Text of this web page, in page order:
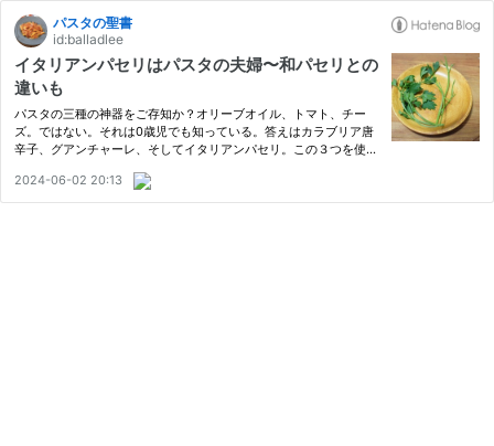
パスタの聖書
id:balladlee
イタリアンパセリはパスタの夫婦〜和パセリとの
違いも
パスタの三種の神器をご存知か？オリーブオイル、トマト、チー
ズ。ではない。それは0歳児でも知っている。答えはカラブリア唐
辛子、グアンチャーレ、そしてイタリアンパセリ。この３つを使う
らい違う。飾りじゃないのよパセリは葉葉～by中森明菜。 イタリ
ア…
2024-06-02 20:13